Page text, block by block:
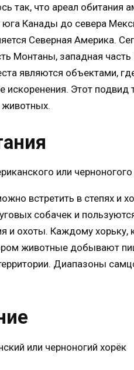
так, что ареал обитания
Канады до севера
Северная Америка.
Монтаны, западная
являются объектами,
искоренения. Этот
животных.
встретить в степях и
собачек и
и охоты. Каждому хорьку,
животные добывают
Диапазоны